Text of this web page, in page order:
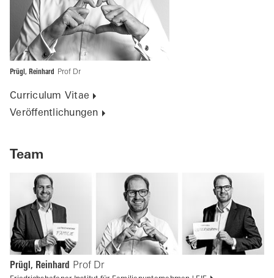
Prügl, Reinhard Prof Dr
Curriculum Vitae
Veröffentlichungen
Team
Prügl, Reinhard Prof Dr